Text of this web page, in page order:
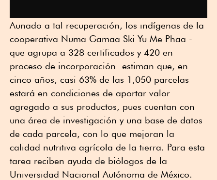
Aunado a tal recuperación, los indígenas de la
cooperativa Numa Gamaa Ski Yu Me Phaa -
que agrupa a 328 certificados y 420 en
proceso de incorporación- estiman que, en
cinco años, casi 63% de las 1,050 parcelas
estará en condiciones de aportar valor
agregado a sus productos, pues cuentan con
una área de investigación y una base de datos
de cada parcela, con lo que mejoran la
calidad nutritiva agrícola de la tierra. Para esta
tarea reciben ayuda de biólogos de la
Universidad Nacional Autónoma de México.